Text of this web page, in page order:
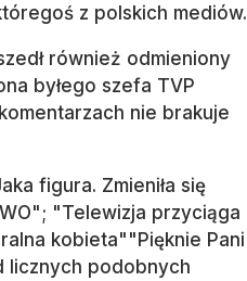
z polskich mediów.
również odmieniony
byłego szefa TVP
nie brakuje
figura. Zmieniła się
"Telewizja przyciąga
kobieta""Pięknie Pani
licznych podobnych